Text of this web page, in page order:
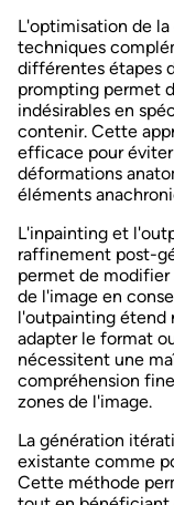
L'optimisation de
techniques
différentes étapes
prompting permet
indésirables en
contenir. Cette
efficace pour
déformations
éléments
L'inpainting et
raffinement post-
permet de
de l'image en
l'outpainting étend
adapter le format
nécessitent une
compréhension
zones de l'image.
La génération
existante comme
Cette méthode